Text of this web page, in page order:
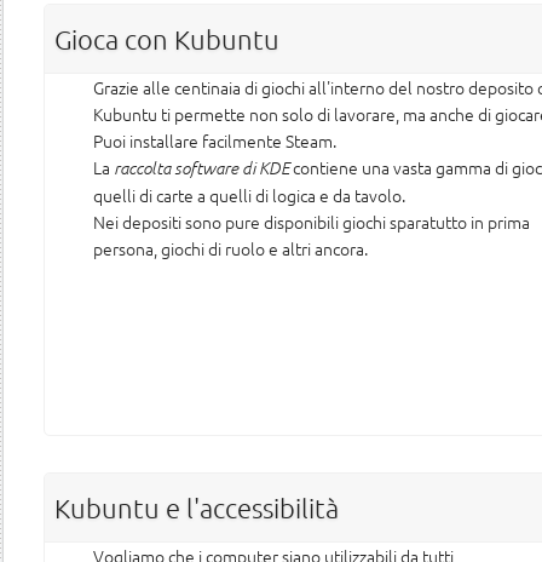
Gioca con Kubuntu
Grazie alle centinaia di giochi all'interno del nostro deposito
Kubuntu ti permette non solo di lavorare, ma anche di
Puoi installare facilmente Steam.
La raccolta software di KDEcontiene una vasta gamma di
quelli di carte a quelli di logica e da tavolo.
Nei depositi sono pure disponibili giochi sparatutto in prima
persona, giochi di ruolo e altri ancora.
Kubuntu e l'accessibilità
Vogliamo che i computer siano utilizzabili da tutti,